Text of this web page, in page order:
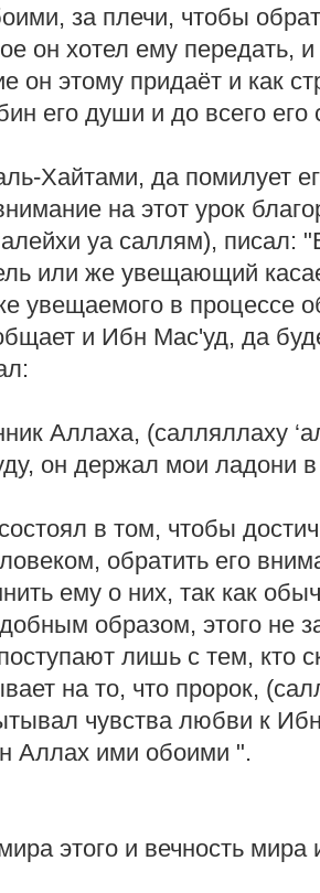
за плечи, чтобы
он хотел ему передать,
он этому придаёт и как
его души и до всего его
Хайтами, да помилует
на этот урок
уа саллям), писал:
или же увещающий
увещаемого в процессе
и Ибн Маc'уд, да
Аллаха, (салляллаху
он держал мои ладони
в том, чтобы
обратить его
ему о них, так как
образом, этого не
лишь с тем, кто
на то, что пророк,
чувства любви к
Аллах ими обоими ".
этого и вечность мира